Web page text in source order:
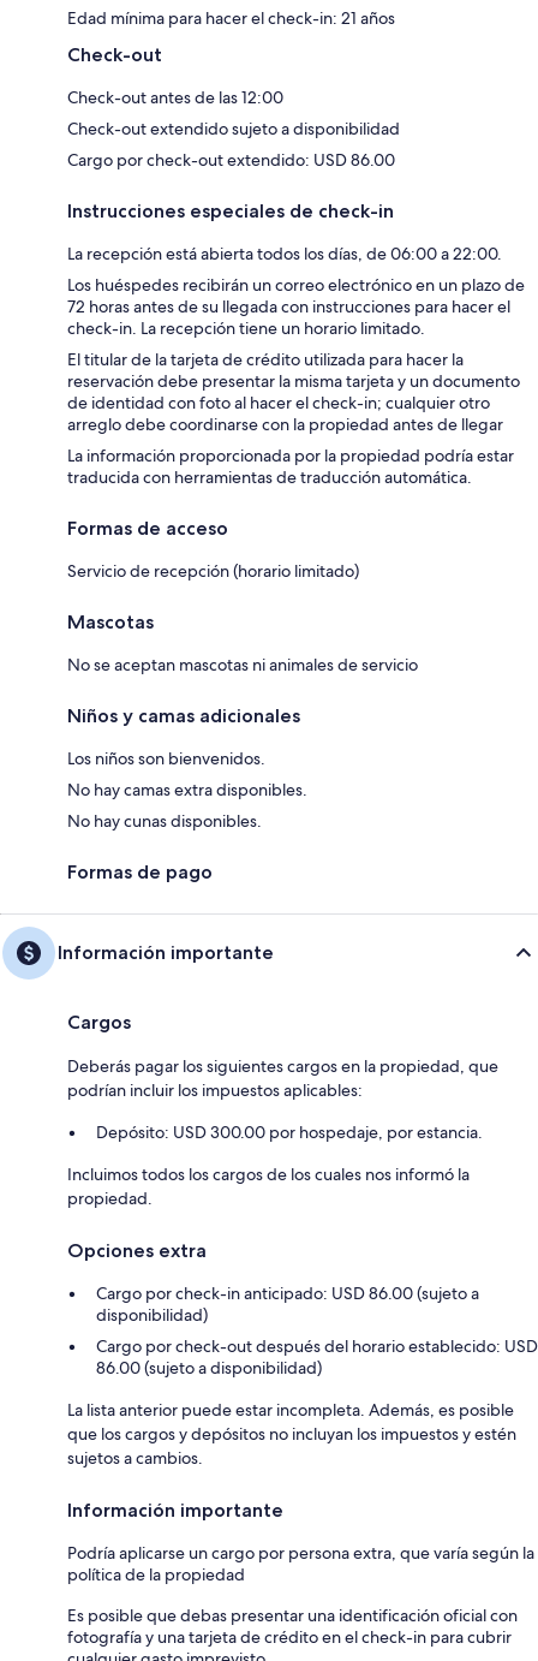
Edad mínima para hacer el check-in: 21 años
Check-out
Check-out antes de las 12:00
Check-out extendido sujeto a disponibilidad
Cargo por check-out extendido: USD 86.00
Instrucciones especiales de check-in
La recepción está abierta todos los días, de 06:00 a 22:00.
Los huéspedes recibirán un correo electrónico en un plazo de
72 horas antes de su llegada con instrucciones para hacer el
check-in. La recepción tiene un horario limitado.
El titular de la tarjeta de crédito utilizada para hacer la
reservación debe presentar la misma tarjeta y un documento
de identidad con foto al hacer el check-in; cualquier otro
arreglo debe coordinarse con la propiedad antes de llegar
La información proporcionada por la propiedad podría estar
traducida con herramientas de traducción automática.
Formas de acceso
Servicio de recepción (horario limitado)
Mascotas
No se aceptan mascotas ni animales de servicio
Niños y camas adicionales
Los niños son bienvenidos.
No hay camas extra disponibles.
No hay cunas disponibles.
Formas de pago
Información importante
Cargos
Deberás pagar los siguientes cargos en la propiedad, que
podrían incluir los impuestos aplicables:
Depósito: USD 300.00 por hospedaje, por estancia.
Incluimos todos los cargos de los cuales nos informó la
propiedad.
Opciones extra
Cargo por check-in anticipado: USD 86.00 (sujeto a
disponibilidad)
Cargo por check-out después del horario establecido: USD
86.00 (sujeto a disponibilidad)
La lista anterior puede estar incompleta. Además, es posible
que los cargos y depósitos no incluyan los impuestos y estén
sujetos a cambios.
Información importante
Podría aplicarse un cargo por persona extra, que varía según la
política de la propiedad
Es posible que debas presentar una identificación oficial con
fotografía y una tarjeta de crédito en el check-in para cubrir